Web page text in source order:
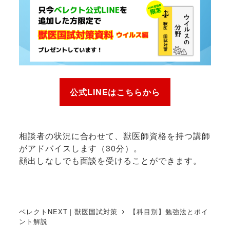
公式LINEはこちらから
相談者の状況に合わせて、獣医師資格を持つ講師
がアドバイスします（30分）。
顔出しなしでも面談を受けることができます。
ベレクトNEXT｜獣医国試対策
【科目別】勉強法とポイ
ント解説